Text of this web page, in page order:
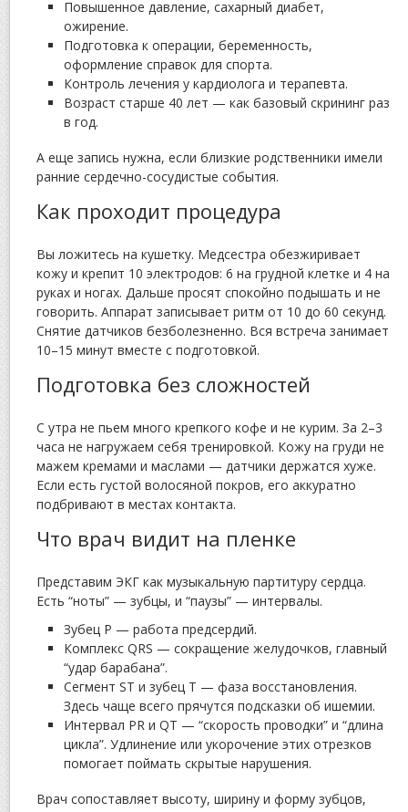
Повышенное давление, сахарный диабет,
ожирение.
Подготовка к операции, беременность,
оформление справок для спорта.
Контроль лечения у кардиолога и терапевта.
Возраст старше 40 лет — как базовый скрининг раз
в год.
А еще запись нужна, если близкие родственники имели
ранние сердечно-сосудистые события.
Как проходит процедура
Вы ложитесь на кушетку. Медсестра обезжиривает
кожу и крепит 10 электродов: 6 на грудной клетке и 4 на
руках и ногах. Дальше просят спокойно подышать и не
говорить. Аппарат записывает ритм от 10 до 60 секунд.
Снятие датчиков безболезненно. Вся встреча занимает
10–15 минут вместе с подготовкой.
Подготовка без сложностей
С утра не пьем много крепкого кофе и не курим. За 2–3
часа не нагружаем себя тренировкой. Кожу на груди не
мажем кремами и маслами — датчики держатся хуже.
Если есть густой волосяной покров, его аккуратно
подбривают в местах контакта.
Что врач видит на пленке
Представим ЭКГ как музыкальную партитуру сердца.
Есть “ноты” — зубцы, и “паузы” — интервалы.
Зубец P — работа предсердий.
Комплекс QRS — сокращение желудочков, главный
“удар барабана”.
Сегмент ST и зубец T — фаза восстановления.
Здесь чаще всего прячутся подсказки об ишемии.
Интервал PR и QT — “скорость проводки” и “длина
цикла”. Удлинение или укорочение этих отрезков
помогает поймать скрытые нарушения.
Врач сопоставляет высоту, ширину и форму зубцов,